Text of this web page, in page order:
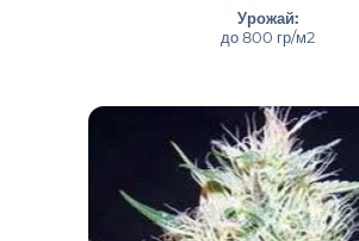
Урожай:
до 800 гр/м2